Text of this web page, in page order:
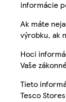
informácie
Ak máte
výrobku, ak
Hoci
Vaše
Tieto
Tesco